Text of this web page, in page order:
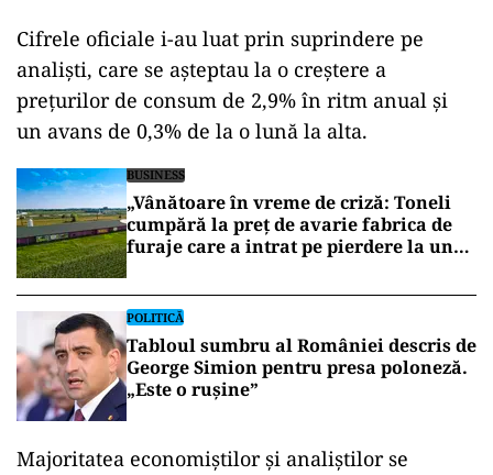
Cifrele oficiale i-au luat prin suprindere pe
analişti, care se aşteptau la o creştere a
preţurilor de consum de 2,9% în ritm anual şi
un avans de 0,3% de la o lună la alta.
BUSINESS
„Vânătoare în vreme de criză: Toneli
cumpără la preț de avarie fabrica de
furaje care a intrat pe pierdere la un
POLITICĂ
Tabloul sumbru al României descris de
George Simion pentru presa poloneză.
„Este o rușine”
Majoritatea economiştilor şi analiştilor se